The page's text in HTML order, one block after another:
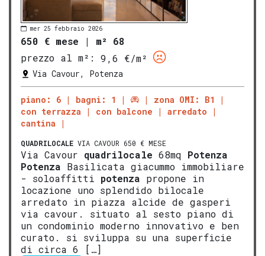
mer 25 febbraio 2026
650 € mese | m² 68
prezzo al m²:
9,6 €/m²
Via Cavour, Potenza
piano: 6 bagni: 1
zona OMI: B1
con terrazza
con balcone
arredato
cantina
QUADRILOCALE VIA CAVOUR 650 € MESE
Via Cavour quadrilocale 68mq Potenza
Potenza Basilicata giacummo immobiliare
- soloaffitti potenza propone in
locazione uno splendido bilocale
arredato in piazza alcide de gasperi
via cavour. situato al sesto piano di
un condominio moderno innovativo e ben
curato. si sviluppa su una superficie
di circa 6 […]